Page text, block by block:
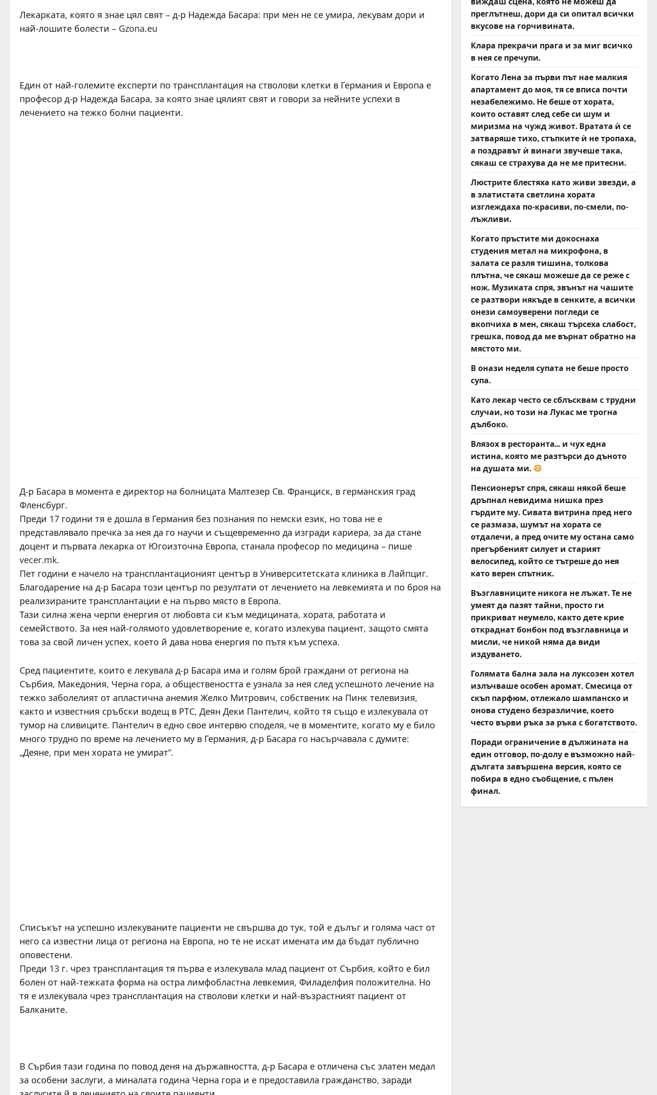
Лекарката, която я знае цял свят – д-р Надежда Басара: при мен не се умира, лекувам дори и
най-лошите болести – Gzona.eu
Един от най-големите експерти по трансплантация на стволови клетки в Германия и Европа е
професор д-р Надежда Басара, за която знае цялият свят и говори за нейните успехи в
лечението на тежко болни пациенти.
Д-р Басара в момента е директор на болницата Малтезер Св. Франциск, в германския град
Фленсбург.
Преди 17 години тя е дошла в Германия без познания по немски език, но това не е
представлявало пречка за нея да го научи и същевременно да изгради кариера, за да стане
доцент и първата лекарка от Югоизточна Европа, станала професор по медицина – пише
vecer.mk.
Пет години е начело на трансплантационият център в Университетската клиника в Лайпциг.
Благодарение на д-р Басара този център по резултати от лечението на левкемията и по броя на
реализираните трансплантации е на първо място в Европа.
Тази силна жена черпи енергия от любовта си към медицината, хората, работата и
семейството. За нея най-голямото удовлетворение е, когато излекува пациент, защото смята
това за свой личен успех, което й дава нова енергия по пътя към успеха.
Сред пациентите, които е лекувала д-р Басара има и голям брой граждани от региона на
Сърбия, Македония, Черна гора, а обществеността е узнала за нея след успешното лечение на
тежко заболелият от апластична анемия Желко Митрович, собственик на Пинк телевизия,
както и известния сръбски водещ в РТС, Деян Деки Пантелич, който тя също е излекувала от
тумор на сливиците. Пантелич в едно свое интервю споделя, че в моментите, когато му е било
много трудно по време на лечението му в Германия, д-р Басара го насърчавала с думите:
„Деяне, при мен хората не умират“.
Списъкът на успешно излекуваните пациенти не свършва до тук, той е дълъг и голяма част от
него са известни лица от региона на Европа, но те не искат имената им да бъдат публично
оповестени.
Преди 13 г. чрез трансплантация тя първа е излекувала млад пациент от Сърбия, който е бил
болен от най-тежката форма на остра лимфобластна левкемия, Филаделфия положителна. Но
тя е излекувала чрез трансплантация на стволови клетки и най-възрастният пациент от
Балканите.
В Сърбия тази година по повод деня на държавността, д-р Басара е отличена със златен медал
за особени заслуги, а миналата година Черна гора и е предоставила гражданство, заради
преглътнеш, дори да си опитал всички
вкусове на горчивината.
Клара прекрачи прага и за миг всичко
в нея се пречупи.
Когато Лена за първи път нае малкия
апартамент до моя, тя се вписа почти
незабележимо. Не беше от хората,
които оставят след себе си шум и
миризма на чужд живот. Вратата ѝ се
затваряше тихо, стъпките ѝ не тропаха,
а поздравът ѝ винаги звучеше така,
сякаш се страхува да не ме притесни.
Люстрите блестяха като живи звезди, а
в златистата светлина хората
изглеждаха по-красиви, по-смели, по-
лъжливи.
Когато пръстите ми докоснаха
студения метал на микрофона, в
залата се разля тишина, толкова
плътна, че сякаш можеше да се реже с
нож. Музиката спря, звънът на чашите
се разтвори някъде в сенките, а всички
онези самоуверени погледи се
вкопчиха в мен, сякаш търсеха слабост,
грешка, повод да ме върнат обратно на
мястото ми.
В онази неделя супата не беше просто
супа.
Като лекар често се сблъсквам с трудни
случаи, но този на Лукас ме трогна
дълбоко.
Влязох в ресторанта… и чух една
истина, която ме разтърси до дъното
на душата ми.
Пенсионерът спря, сякаш някой беше
дръпнал невидима нишка през
гърдите му. Сивата витрина пред него
се размаза, шумът на хората се
отдалечи, а пред очите му остана само
прегърбеният силует и старият
велосипед, който се тътреше до нея
като верен спътник.
Възглавниците никога не лъжат. Те не
умеят да пазят тайни, просто ги
прикриват неумело, както дете крие
откраднат бонбон под възглавница и
мисли, че никой няма да види
издуването.
Голямата бална зала на луксозен хотел
излъчваше особен аромат. Смесица от
скъп парфюм, отлежало шампанско и
онова студено безразличие, което
често върви ръка за ръка с богатството.
Поради ограничение в дължината на
един отговор, по-долу е възможно най-
дългата завършена версия, която се
побира в едно съобщение, с пълен
финал.